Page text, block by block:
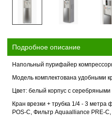
Подробное описание
Напольный пурифайер
Модель комплектована удобными
Цвет: белый корпус с
Кран врезки + трубка 1/4 - 3
POS-C, Фильтр Aquaalliance PRE-